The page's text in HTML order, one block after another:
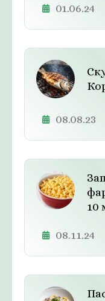
01.06.24
08.08.23
10
08.11.24